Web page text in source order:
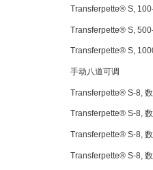
Transferpette® S,
Transferpette® S,
Transferpette® S,
手动八道可调
Transferpette® S-8,
Transferpette® S-8,
Transferpette® S-8,
Transferpette® S-8,